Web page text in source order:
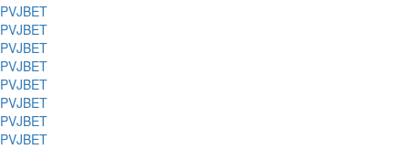
PVJBET
PVJBET
PVJBET
PVJBET
PVJBET
PVJBET
PVJBET
PVJBET